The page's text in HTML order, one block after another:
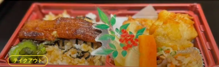
熱烈中華食堂
ＪＲ根岸線関内駅北口 徒歩1分
神奈川県横浜市中区港町4-45
健康で豊かな食生活を応援する松屋では、一部のメニューをのぞ
き「できたて」をその場でお持ち帰りいただけます。 朝食・ラン
チタイム・夕飯や夜食など、いろいろなシーンに合わせてぜひご
利用ください！
テイクアウト